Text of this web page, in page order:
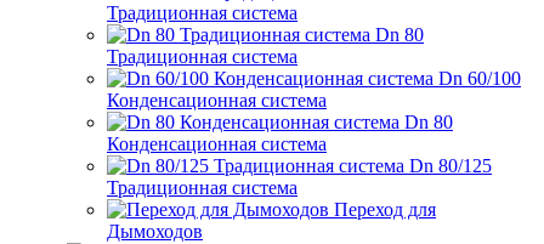
Традиционная система
Dn 80
Традиционная система
Dn 60/100
Конденсационная система
Dn 80
Конденсационная система
Dn 80/125
Традиционная система
Переход для
Дымоходов